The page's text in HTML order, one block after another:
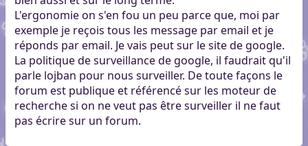
L'ergonomie on s'en fou un peu parce que, moi par
exemple je reçois tous les message par email et je
réponds par email. Je vais peut sur le site de google.
La politique de surveillance de google, il faudrait qu'il
parle lojban pour nous surveiller. De toute façons le
forum est publique et référencé sur les moteur de
recherche si on ne veut pas être surveiller il ne faut
pas écrire sur un forum.